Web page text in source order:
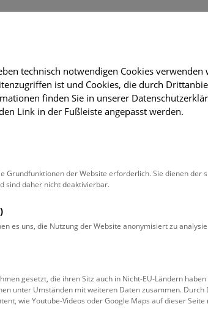
Führungen & Aktivitäten Deck 50
finden Sie
(0)
(0)
Führungen &
Kulinarik &
technisch notwendigen Cookies verwenden
ist und Cookies, die durch
finden Sie in unserer
Link in der Fußleiste angepasst werden.
Grundfunktionen der Website erforderlich. Sie dienen der
sind daher nicht deaktivierbar.
es uns, die Nutzung der Website anonymisiert zu
gesetzt, die ihren Sitz auch in Nicht-EU-Ländern haben
unter Umständen mit weiteren Daten zusammen. Durch
wie Youtube-Videos oder Google Maps auf dieser